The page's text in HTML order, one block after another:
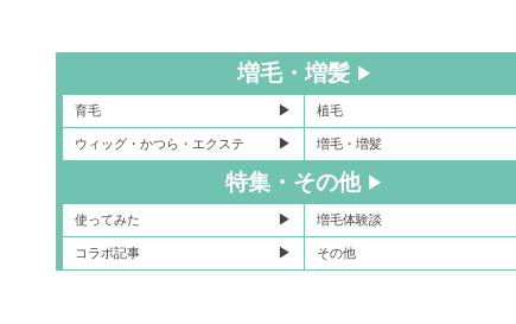
増毛・増髪
育毛 植毛
ウィッグ・かつら・エクステ 増毛・増髪
特集・その他
使ってみた 増毛体験談
コラボ記事 その他